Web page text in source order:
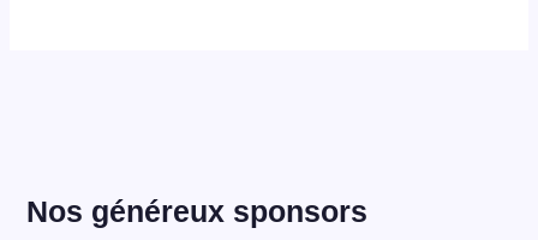
Nos généreux sponsors